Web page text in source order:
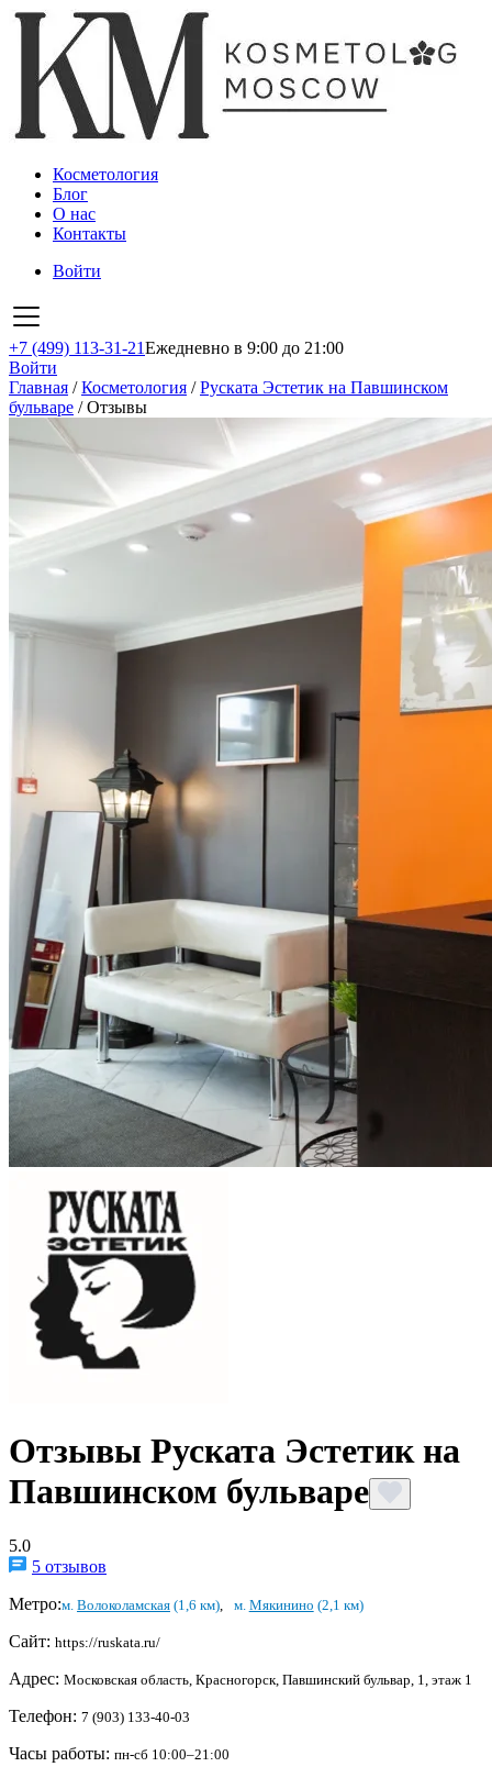
Косметология
Блог
О нас
Контакты
Войти
+7 (499) 113-31-21Ежедневно в 9:00 до 21:00
Войти
Главная /Косметология /Руската Эстетик на Павшинском
бульваре /Отзывы
Отзывы Руската Эстетик на
Павшинском бульваре
5.0
5 отзывов
Метро:м. Волоколамская (1,6 км) м. Мякинино (2,1 км)
Сайт: https://ruskata.ru/
Адрес: Московская область, Красногорск, Павшинский бульвар, 1, этаж 1
Телефон: 7 (903) 133-40-03
Часы работы: пн-сб 10:00–21:00